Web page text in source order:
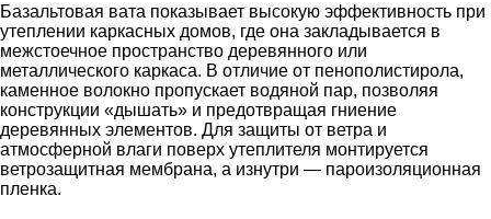
Базальтовая вата показывает высокую эффективность при
утеплении каркасных домов, где она закладывается в
межстоечное пространство деревянного или
металлического каркаса. В отличие от пенополистирола,
каменное волокно пропускает водяной пар, позволяя
конструкции «дышать» и предотвращая гниение
деревянных элементов. Для защиты от ветра и
атмосферной влаги поверх утеплителя монтируется
ветрозащитная мембрана, а изнутри — пароизоляционная
пленка.